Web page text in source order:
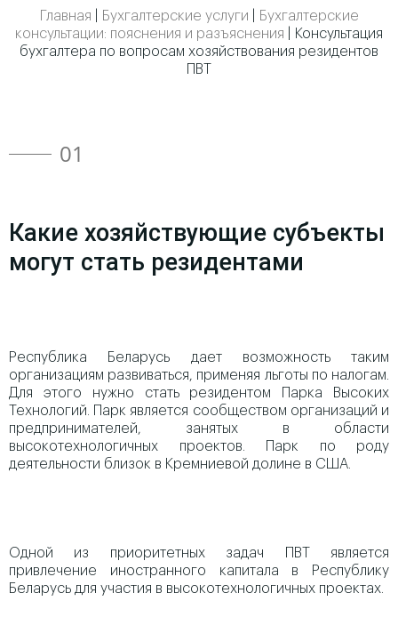
Главная Бухгалтерские услуги
Бухгалтерские
консультации: пояснения и разъяснения
Консультация
бухгалтера по вопросам хозяйствования резидентов
ПВТ
01
Какие хозяйствующие субъекты
могут стать резидентами
Республика Беларусь дает возможность таким
организациям развиваться, применяя льготы по налогам.
Для этого нужно стать резидентом Парка Высоких
Технологий. Парк является сообществом организаций и
предпринимателей, занятых в области
высокотехнологичных проектов. Парк по роду
деятельности близок в Кремниевой долине в США.
Одной из приоритетных задач ПВТ является
привлечение иностранного капитала в Республику
Беларусь для участия в высокотехнологичных проектах.